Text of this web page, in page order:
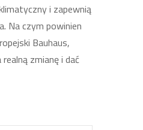
i zapewnią
Na czym powinien
Bauhaus,
zmianę i dać